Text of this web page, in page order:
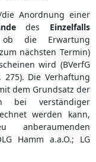
Anordnung einer
des Einzelfalls
die Erwartung
nächsten Termin)
wird (BVerfG
275). Die Verhaftung
dem Grundsatz der
bei verständiger
werden kann,
Hamm a.a.O.; LG